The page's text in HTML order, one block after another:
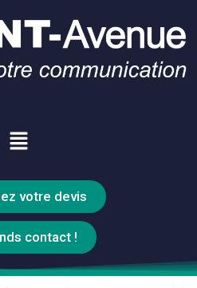
votre devis
contact !